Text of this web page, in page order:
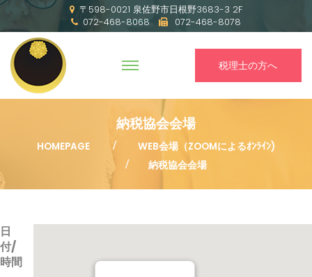
〒598-0021 泉佐野市日根野3683-3 2F
072-468-8068
072-468-8078
税理士の方へ
納税協会会場
HOMEPAGE
WEB会場（ZOOMによるｵﾝﾗｲﾝ)
納税協会会場
日
付/
時間